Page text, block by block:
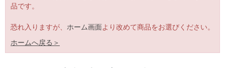
品です。
恐れ入りますが、 ホーム画面より改めて商品をお選びください。
ホームへ戻る＞